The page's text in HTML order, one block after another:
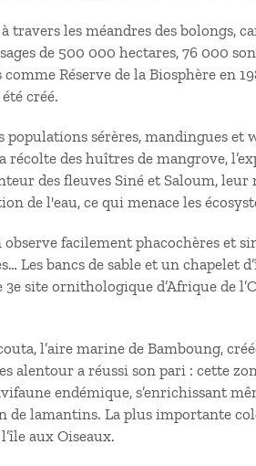
travers les méandres des bolongs,
de 500 000 hectares, 76 000
Réserve de la Biosphère en
créé.
populations sérères, mandingues et
récolte des huîtres de mangrove,
des fleuves Siné et Saloum,
de l'eau, ce qui menace les
facilement phacochères et
Les bancs de sable et un chapelet
site ornithologique d’Afrique de
l’aire marine de Bamboung,
alentour a réussi son pari : cette
endémique, s’enrichissant
de lamantins. La plus importante
aux Oiseaux.